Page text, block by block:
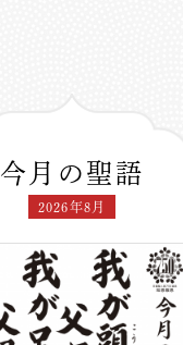
今月の聖語
2026年8月